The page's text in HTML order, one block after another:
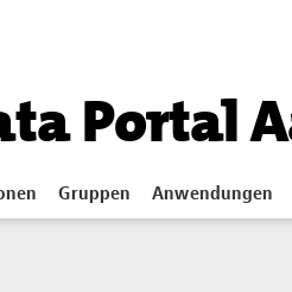
Portal
Gruppen Anwendungen